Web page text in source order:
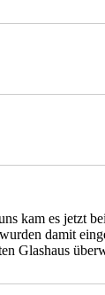
kam es jetzt
damit
Glashaus